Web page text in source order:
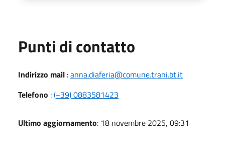
Punti di contatto
Indirizzo mail :anna.diaferia@comune.trani.bt.it
Telefono :(+39) 0883581423
Ultimo aggiornamento: 18 novembre 2025, 09:31